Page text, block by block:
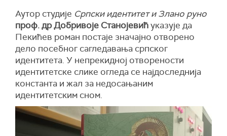
Аутор студије Српски идентитет и Злано руно
проф. др Добривоје Станојевићуказује да
Пекићев роман постаје значајно отворено
дело посебног сагледавања српског
идентитета. У непрекидној отворености
идентитетске слике огледа се најдоследнија
константа и жал за недосањаним
идентитетским сном.